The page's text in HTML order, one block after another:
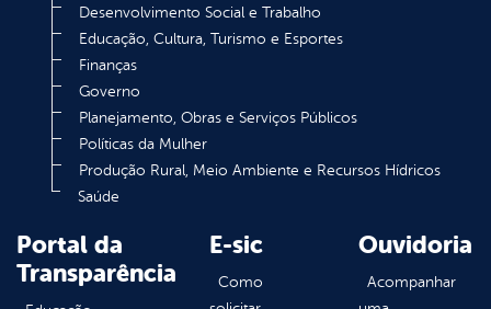
Desenvolvimento Social e Trabalho
Educação, Cultura, Turismo e Esportes
Finanças
Governo
Planejamento, Obras e Serviços Públicos
Políticas da Mulher
Produção Rural, Meio Ambiente e Recursos Hídricos
Saúde
Portal da
Transparência
E-sic
Como
Ouvidoria
Acompanhar